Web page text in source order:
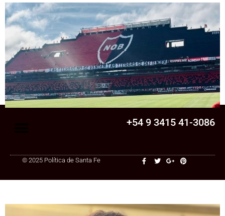
Senado
La Legislatura aprobó una ley clave para
una cooperativa de Santa Fe: ¿qué
cambia?
+54 9 3415 41-3086
© 2025 Política de Santa Fe